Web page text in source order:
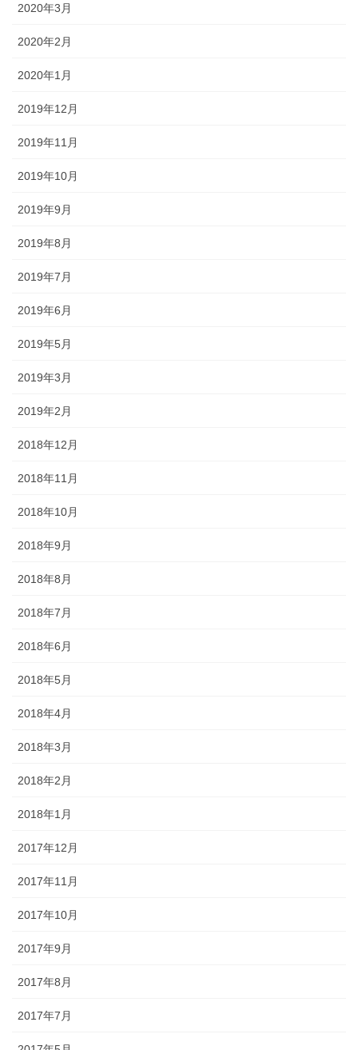
2020年3月
2020年2月
2020年1月
2019年12月
2019年11月
2019年10月
2019年9月
2019年8月
2019年7月
2019年6月
2019年5月
2019年3月
2019年2月
2018年12月
2018年11月
2018年10月
2018年9月
2018年8月
2018年7月
2018年6月
2018年5月
2018年4月
2018年3月
2018年2月
2018年1月
2017年12月
2017年11月
2017年10月
2017年9月
2017年8月
2017年7月